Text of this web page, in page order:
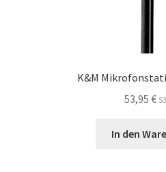
K&M
53,95 €
In den